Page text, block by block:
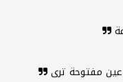
مفتوحة ترى